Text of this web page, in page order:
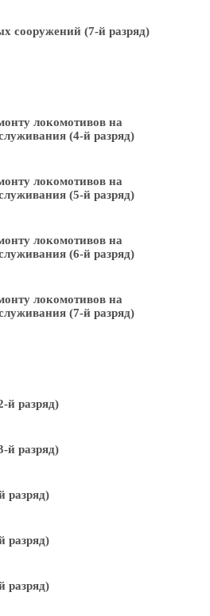
сооружений (7-й разряд)
локомотивов на
(4-й разряд)
локомотивов на
(5-й разряд)
локомотивов на
(6-й разряд)
локомотивов на
(7-й разряд)
й разряд)
й разряд)
разряд)
разряд)
разряд)